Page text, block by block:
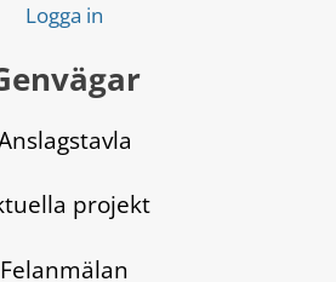
Logga in
projekt
Felanmälan